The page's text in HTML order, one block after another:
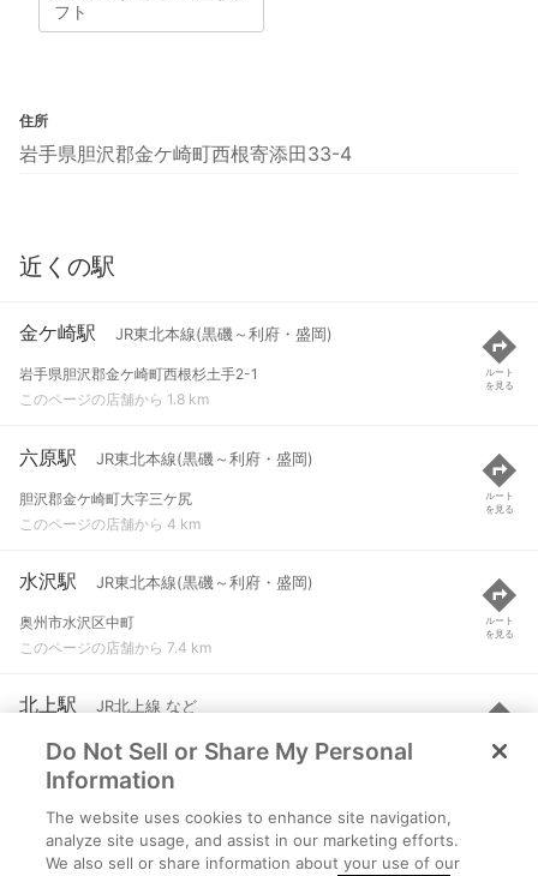
フト
住所
岩手県胆沢郡金ケ崎町西根寄添田33-4
近くの駅
金ケ崎駅 JR東北本線(黒磯～利府・盛岡)
岩手県胆沢郡金ケ崎町西根杉土手2-1
このページの店舗から 1.8 km
ルート
を見る
六原駅 JR東北本線(黒磯～利府・盛岡)
胆沢郡金ケ崎町大字三ケ尻
このページの店舗から 4 km
ルート
を見る
水沢駅 JR東北本線(黒磯～利府・盛岡)
奥州市水沢区中町
このページの店舗から 7.4 km
ルート
を見る
北上駅 JR北上線 など
北上市大通り１丁目
このページの店舗から 10.2 km
ルート
を見る
柳原駅 JR北上線
北上市柳原町１丁目
Do Not Sell or Share My Personal
Information
The website uses cookies to enhance site navigation,
analyze site usage, and assist in our marketing efforts.
We also sell or share information about your use of our